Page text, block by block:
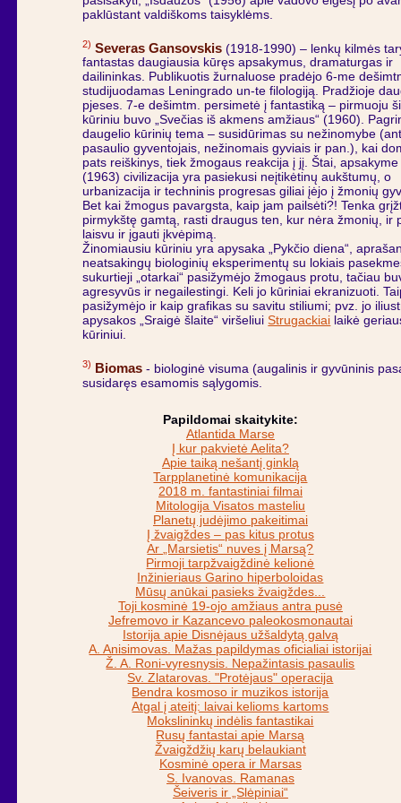
paklūstant valdiškoms taisyklėms.
2) Severas Gansovskis (1918-1990) – lenkų kilmės
fantastas daugiausia kūręs apsakymus, dramaturgas ir
dailininkas. Publikuotis žurnaluose pradėjo 6-me
studijuodamas Leningrado un-te filologiją. Pradžioje
pjeses. 7-e dešimtm. persimetė į fantastiką – pirmuoju
kūriniu buvo „Svečias iš akmens amžiaus“ (1960).
daugelio kūrinių tema – susidūrimas su nežinomybe
pasaulio gyventojais, nežinomais gyviais ir pan.), kai
pats reiškinys, tiek žmogaus reakcija į jį. Štai, apsakyme
(1963) civilizacija yra pasiekusi neįtikėtinų aukštumų, o
urbanizacija ir techninis progresas giliai įėjo į žmonių
Bet kai žmogus pavargsta, kaip jam pailsėti?! Tenka
pirmykštę gamtą, rasti draugus ten, kur nėra žmonių, ir
laisvu ir įgauti įkvėpimą.
Žinomiausiu kūriniu yra apysaka „Pykčio diena“,
neatsakingų biologinių eksperimentų su lokiais
sukurtieji „otarkai“ pasižymėjo žmogaus protu, tačiau
agresyvūs ir negailestingi. Keli jo kūriniai ekranizuoti.
pasižymėjo ir kaip grafikas su savitu stiliumi; pvz. jo
apysakos „Sraigė šlaite“ viršeliuiStrugackiai laikė
kūriniui.
3) Biomas - biologinė visuma (augalinis ir gyvūninis
susidaręs esamomis sąlygomis.
Papildomai skaitykite:
Atlantida Marse
Į kur pakvietė Aelita?
Apie taiką nešantį ginklą
Tarpplanetinė komunikacija
2018 m. fantastiniai filmai
Mitologija Visatos masteliu
Planetų judėjimo pakeitimai
Į žvaigždes – pas kitus protus
Ar „Marsietis“ nuves į Marsą?
Pirmoji tarpžvaigždinė kelionė
Inžinieriaus Garino hiperboloidas
Mūsų anūkai pasieks žvaigždes...
Toji kosminė 19-ojo amžiaus antra pusė
Jefremovo ir Kazancevo paleokosmonautai
Istorija apie Disnėjaus užšaldytą galvą
A. Anisimovas. Mažas papildymas oficialiai istorijai
Ž. A. Roni-vyresnysis. Nepažintasis pasaulis
Sv. Zlatarovas. "Protėjaus" operacija
Bendra kosmoso ir muzikos istorija
Atgal į ateitį: laivai kelioms kartoms
Mokslininkų indėlis fantastikai
Rusų fantastai apie Marsą
Žvaigždžių karų belaukiant
Kosminė opera ir Marsas
S. Ivanovas. Ramanas
Šeiveris ir „Slėpiniai“